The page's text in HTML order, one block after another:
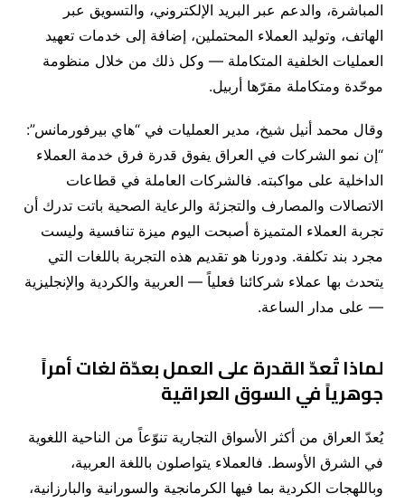
المباشرة، والدعم عبر البريد الإلكتروني، والتسويق عبر
الهاتف، وتوليد العملاء المحتملين، إضافة إلى خدمات تعهيد
العمليات الخلفية المتكاملة — وكل ذلك من خلال منظومة
موحّدة ومتكاملة مقرّها أربيل.
وقال محمد أنيل شيخ، مدير العمليات في “هاي بيرفورمانس”:
“إن نمو الشركات في العراق يفوق قدرة فرق خدمة العملاء
الداخلية على مواكبته. فالشركات العاملة في قطاعات
الاتصالات والمصارف والتجزئة والرعاية الصحية باتت تدرك أن
تجربة العملاء المتميزة أصبحت اليوم ميزة تنافسية وليست
مجرد بند تكلفة. ودورنا هو تقديم هذه التجربة باللغات التي
يتحدث بها عملاء شركائنا فعلياً — العربية والكردية والإنجليزية
— على مدار الساعة.
لماذا تُعدّ القدرة على العمل بعدّة لغات أمراً
جوهرياً في السوق العراقية
يُعدّ العراق من أكثر الأسواق التجارية تنوّعاً من الناحية اللغوية
في الشرق الأوسط. فالعملاء يتواصلون باللغة العربية،
وباللهجات الكردية بما فيها الكرمانجية والسورانية والبارزانية،